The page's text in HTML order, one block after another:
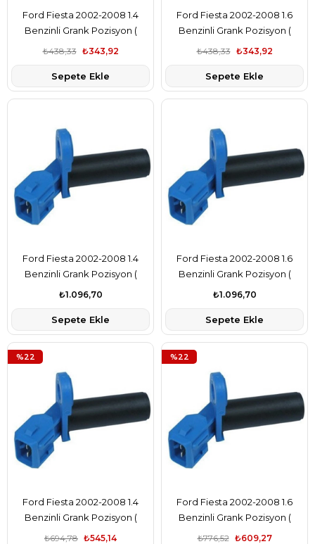
Ford Fiesta 2002-2008 1.4
Benzinli Grank Pozisyon (
Grank Devir) Sensörü Bsg
₺343,92
₺438,33
Sepete Ekle
Ford Fiesta 2002-2008 1.6
Benzinli Grank Pozisyon (
Grank Devir) Sensörü Bsg
₺343,92
₺438,33
Sepete Ekle
Ford Fiesta 2002-2008 1.4
Benzinli Grank Pozisyon (
Grank Devir) Sensörü Bosch
₺1.096,70
Sepete Ekle
Ford Fiesta 2002-2008 1.6
Benzinli Grank Pozisyon (
Grank Devir) Sensörü Bosch
₺1.096,70
Sepete Ekle
Ford Fiesta 2002-2008 1.4
Benzinli Grank Pozisyon (
Grank Devir) Sensörü Era
₺545,14
₺694,78
%22
Ford Fiesta 2002-2008 1.6
Benzinli Grank Pozisyon (
Grank Devir) Sensörü Era
₺609,27
₺776,52
%22